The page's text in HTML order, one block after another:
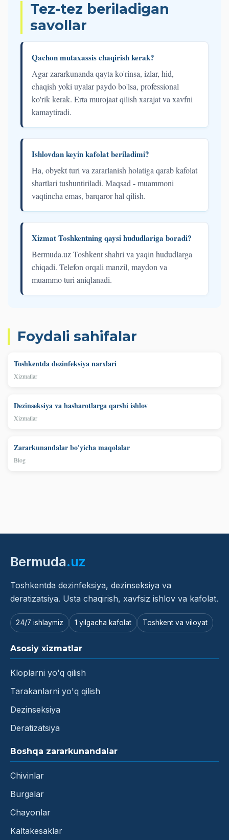
Tez-tez beriladigan
savollar
Qachon mutaxassis chaqirish kerak?
Agar zararkunanda qayta ko'rinsa, izlar, hid,
chaqish yoki uyalar paydo bo'lsa, professional
ko'rik kerak. Erta murojaat qilish xarajat va xavfni
kamaytiradi.
Ishlovdan keyin kafolat beriladimi?
Ha, obyekt turi va zararlanish holatiga qarab kafolat
shartlari tushuntiriladi. Maqsad - muammoni
vaqtincha emas, barqaror hal qilish.
Xizmat Toshkentning qaysi hududlariga boradi?
Bermuda.uz Toshkent shahri va yaqin hududlarga
chiqadi. Telefon orqali manzil, maydon va
muammo turi aniqlanadi.
Foydali sahifalar
Toshkentda dezinfeksiya narxlari
Xizmatlar
Dezinseksiya va hasharotlarga qarshi ishlov
Xizmatlar
Zararkunandalar bo'yicha maqolalar
Blog
Bermuda.uz
Toshkentda dezinfeksiya, dezinseksiya va
deratizatsiya. Usta chaqirish, xavfsiz ishlov va kafolat.
24/7 ishlaymiz 1 yilgacha kafolat Toshkent va viloyat
Asosiy xizmatlar
Kloplarni yo'q qilish
Tarakanlarni yo'q qilish
Dezinseksiya
Deratizatsiya
Boshqa zararkunandalar
Chivinlar
Burgalar
Chayonlar
Kaltakesaklar